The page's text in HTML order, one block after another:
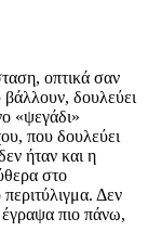
οπτικά σαν
δουλεύει
«ψεγάδι»
που δουλεύει
ήταν και η
στο
Δεν
πιο πάνω,